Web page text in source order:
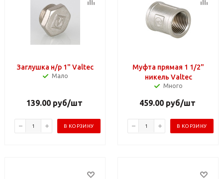
Заглушка н/р 1" Valtec
Мало
139.00руб/шт
В КОРЗИНУ
Муфта прямая 1 1/2"
никель Valtec
Много
459.00руб/шт
В КОРЗИНУ